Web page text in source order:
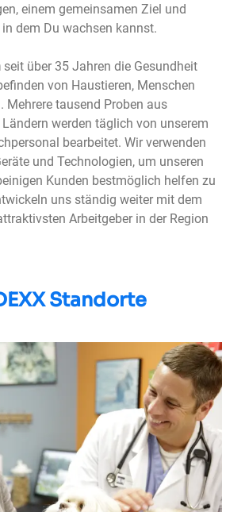
einem gemeinsamen Ziel und
dem Du wachsen kannst.
seit über 35 Jahren die Gesundheit
von Haustieren, Menschen
Mehrere tausend Proben aus
werden täglich von unserem
bearbeitet. Wir verwenden
und Technologien, um unseren
Kunden bestmöglich helfen zu
uns ständig weiter mit dem
Arbeitgeber in der Region
Standorte